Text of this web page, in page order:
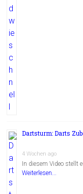
Dartsturm: Darts
4 Wochen ago
In diesem Video stellt
Weiterlesen...